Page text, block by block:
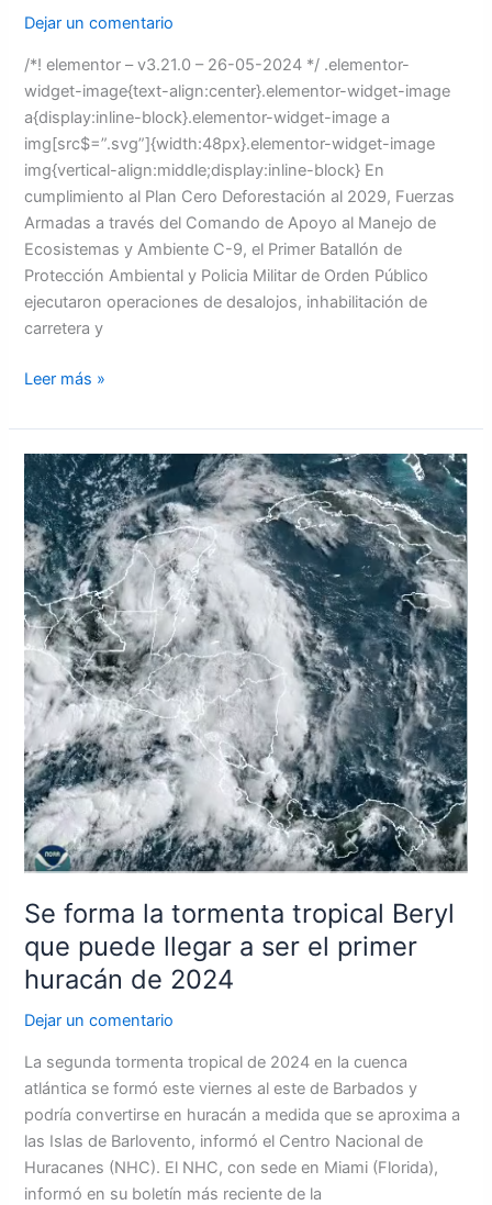
Dejar un comentario
/*! elementor – v3.21.0 – 26-05-2024 */ .elementor-
widget-image{text-align:center}.elementor-widget-image
a{display:inline-block}.elementor-widget-image a
img[src$=”.svg”]{width:48px}.elementor-widget-image
img{vertical-align:middle;display:inline-block} En
cumplimiento al Plan Cero Deforestación al 2029, Fuerzas
Armadas a través del Comando de Apoyo al Manejo de
Ecosistemas y Ambiente C-9, el Primer Batallón de
Protección Ambiental y Policia Militar de Orden Público
ejecutaron operaciones de desalojos, inhabilitación de
carretera y
Sierra
Agalta
Leer más »
Se forma la tormenta tropical Beryl
que puede llegar a ser el primer
huracán de 2024
Dejar un comentario
La segunda tormenta tropical de 2024 en la cuenca
atlántica se formó este viernes al este de Barbados y
podría convertirse en huracán a medida que se aproxima a
las Islas de Barlovento, informó el Centro Nacional de
Huracanes (NHC). El NHC, con sede en Miami (Florida),
informó en su boletín más reciente de la
Se
forma
la
tormenta
tropical
Beryl
que
puede
llegar
a
ser
el
primer
huracán
de
2024